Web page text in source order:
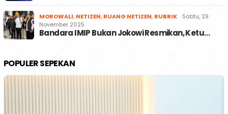
MOROWALI, NETIZEN, RUANG NETIZEN, RUBRIK
Sabtu, 29
November 2025
Bandara IMIP Bukan Jokowi Resmikan, Ketu…
POPULER SEPEKAN